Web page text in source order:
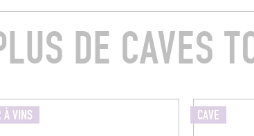
DE CAVES
À VINS CAVE